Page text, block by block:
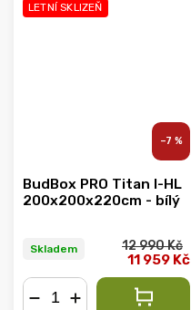
LETNÍ SKLIZEŇ
–7 %
BudBox PRO Titan I-HL
200x200x220cm - bílý
Skladem 12 990 Kč
11 959 Kč